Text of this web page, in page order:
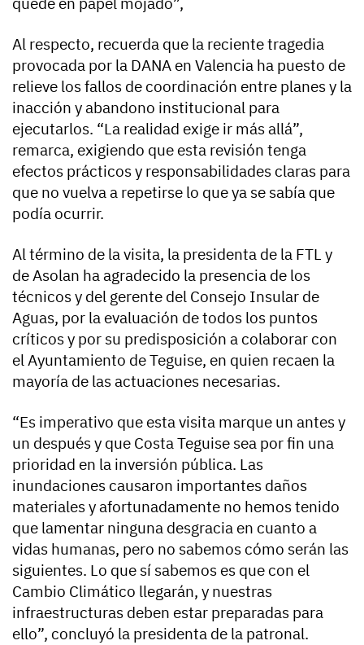
Al respecto, recuerda que la reciente tragedia
provocada por la DANA en Valencia ha puesto de
relieve los fallos de coordinación entre planes y la
inacción y abandono institucional para
ejecutarlos. “La realidad exige ir más allá”,
remarca, exigiendo que esta revisión tenga
efectos prácticos y responsabilidades claras para
que no vuelva a repetirse lo que ya se sabía que
podía ocurrir.
Al término de la visita, la presidenta de la FTL y
de Asolan ha agradecido la presencia de los
técnicos y del gerente del Consejo Insular de
Aguas, por la evaluación de todos los puntos
críticos y por su predisposición a colaborar con
el Ayuntamiento de Teguise, en quien recaen la
mayoría de las actuaciones necesarias.
“Es imperativo que esta visita marque un antes y
un después y que Costa Teguise sea por fin una
prioridad en la inversión pública. Las
inundaciones causaron importantes daños
materiales y afortunadamente no hemos tenido
que lamentar ninguna desgracia en cuanto a
vidas humanas, pero no sabemos cómo serán las
siguientes. Lo que sí sabemos es que con el
Cambio Climático llegarán, y nuestras
infraestructuras deben estar preparadas para
ello”, concluyó la presidenta de la patronal.